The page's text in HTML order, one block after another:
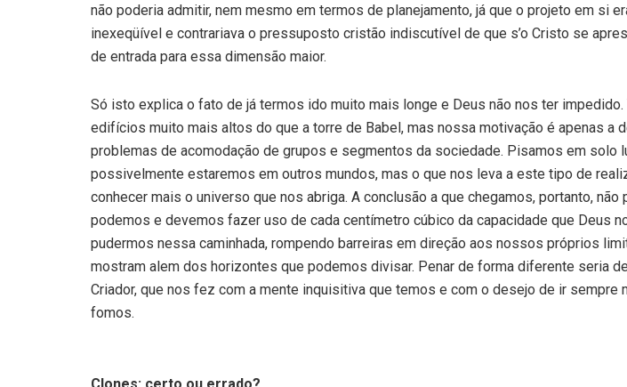
não poderia admitir, nem mesmo em termos de planejamento, já que o projeto em si
inexeqüível e contrariava o pressuposto cristão indiscutível de que s’o Cristo se
de entrada para essa dimensão maior.
Só isto explica o fato de já termos ido muito mais longe e Deus não nos ter
edifícios muito mais altos do que a torre de Babel, mas nossa motivação é apenas a
problemas de acomodação de grupos e segmentos da sociedade. Pisamos em solo
possivelmente estaremos em outros mundos, mas o que nos leva a este tipo de
conhecer mais o universo que nos abriga. A conclusão a que chegamos, portanto, não
podemos e devemos fazer uso de cada centímetro cúbico da capacidade que Deus
pudermos nessa caminhada, rompendo barreiras em direção aos nossos próprios
mostram alem dos horizontes que podemos divisar. Penar de forma diferente seria
Criador, que nos fez com a mente inquisitiva que temos e com o desejo de ir sempre
fomos.